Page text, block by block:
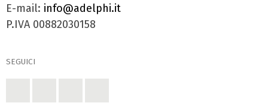
E-mail: info@adelphi.it
P.IVA 00882030158
SEGUICI